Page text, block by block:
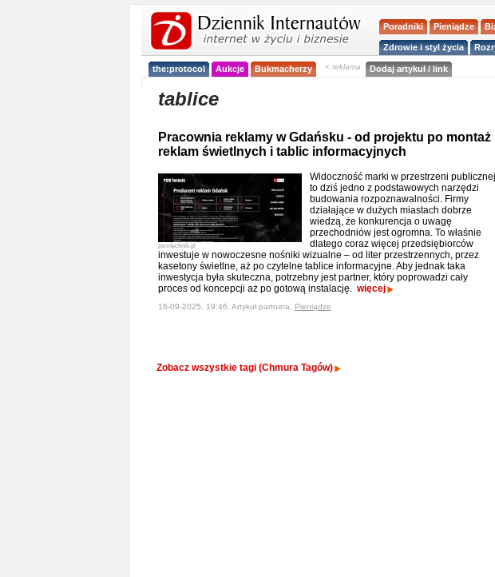
Poradniki Pieniądze
Zdrowie i styl życia
the:protocol Aukcje Bukmacherzy < reklama Dodaj artykuł / link
tablice
Pracownia reklamy w Gdańsku - od projektu po montaż
reklam świetlnych i tablic informacyjnych
psmtechnik.pl
Widoczność marki w przestrzeni publicznej
to dziś jedno z podstawowych narzędzi
budowania rozpoznawalności. Firmy
działające w dużych miastach dobrze
wiedzą, że konkurencja o uwagę
przechodniów jest ogromna. To właśnie
dlatego coraz więcej przedsiębiorców
inwestuje w nowoczesne nośniki wizualne – od liter przestrzennych, przez
kasetony świetlne, aż po czytelne tablice informacyjne. Aby jednak taka
inwestycja była skuteczna, potrzebny jest partner, który poprowadzi cały
proces od koncepcji aż po gotową instalację. więcej
16-09-2025, 19:46, Artykuł partnera, Pieniądze
Zobacz wszystkie tagi (Chmura Tagów)